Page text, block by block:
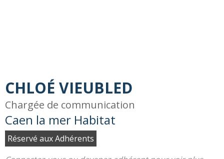
CHLOÉ VIEUBLED
Chargée de communication
Caen la mer Habitat
Réservé aux Adhérents